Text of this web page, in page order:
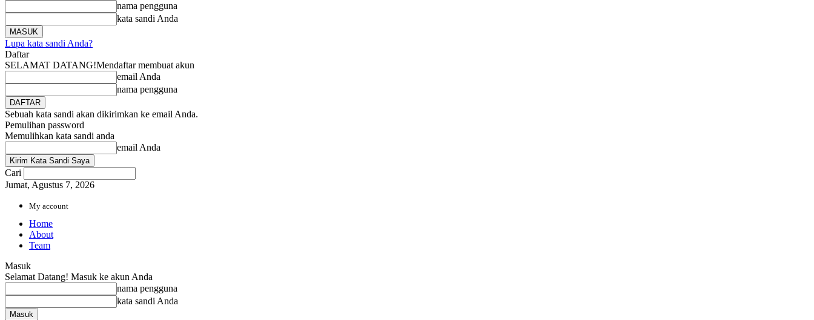
nama pengguna
kata sandi Anda
Lupa kata sandi Anda?
Daftar
SELAMAT DATANG!Mendaftar membuat akun
email Anda
nama pengguna
Sebuah kata sandi akan dikirimkan ke email Anda.
Pemulihan password
Memulihkan kata sandi anda
email Anda
Cari
Jumat, Agustus 7, 2026
My account
Home
About
Team
Masuk
Selamat Datang! Masuk ke akun Anda
nama pengguna
kata sandi Anda